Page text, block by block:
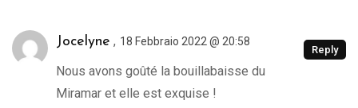
Jocelyne , 18 Febbraio 2022 @ 20:58
Nous avons goûté la bouillabaisse du
Miramar et elle est exquise !
Reply